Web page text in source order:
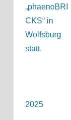
2025